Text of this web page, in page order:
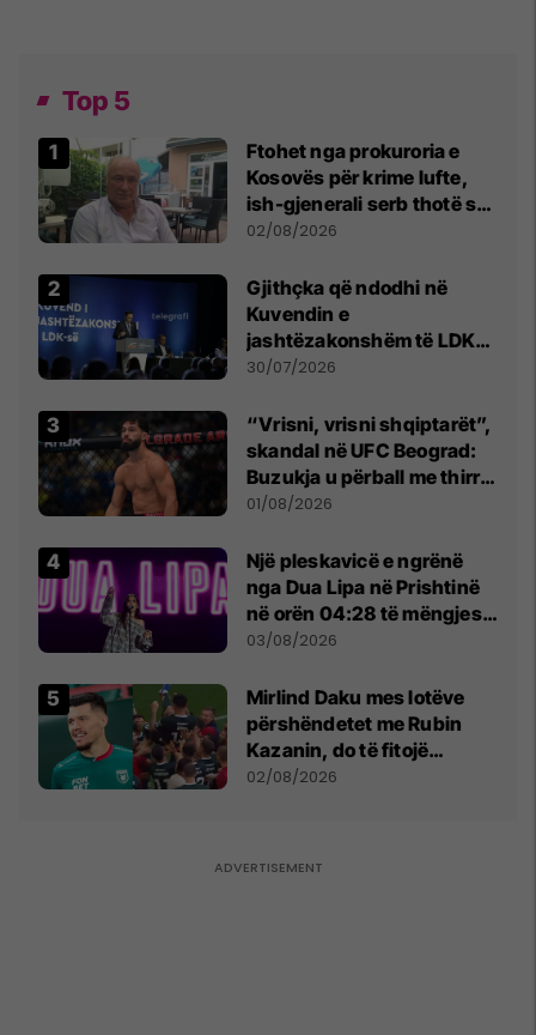
Top 5
Ftohet nga prokuroria e
Kosovës për krime lufte,
ish-gjenerali serb thotë se
dikush e tradhtoi në
02/08/2026
Gjithçka që ndodhi në
Kuvendin e
jashtëzakonshëm të LDK-
së
30/07/2026
“Vrisni, vrisni shqiptarët”,
skandal në UFC Beograd:
Buzukja u përball me thirrje
anti-shqiptare nga
01/08/2026
Një pleskavicë e ngrënë
nga Dua Lipa në Prishtinë
në orën 04:28 të mëngjesit
- dhe bota digjitale serbe
03/08/2026
Mirlind Daku mes lotëve
përshëndetet me Rubin
Kazanin, do të fitojë
miliona te Spartak Moska
02/08/2026